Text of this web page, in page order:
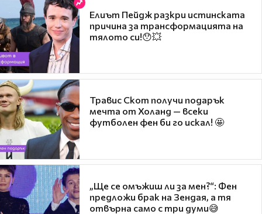
Елиът Пейдж разкри истинската
причина за трансформацията на
тялото си!😯💥
Травис Скот получи подарък
мечта от Холанд — всеки
футболен фен би го искал! 🤩
„Ще се омъжиш ли за мен?“: Фен
предложи брак на Зендая, а тя
отвърна само с три думи😅